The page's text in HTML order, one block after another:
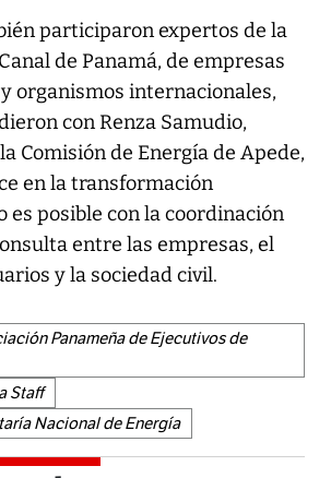
participaron expertos de la
de Panamá, de empresas
organismos internacionales,
con Renza Samudio,
Comisión de Energía de Apede,
en la transformación
es posible con la coordinación
entre las empresas, el
y la sociedad civil.
Panameña de Ejecutivos de
Staff
Nacional de Energía